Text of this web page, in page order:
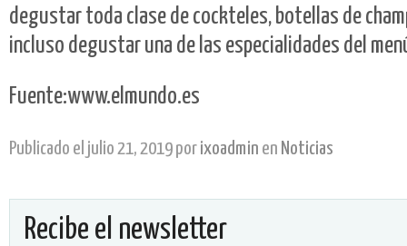
degustar toda clase de cockteles, botellas de
incluso degustar una de las especialidades del
Fuente:www.elmundo.es
Publicado el julio 21, 2019 por ixoadmin en Noticias
Recibe el newsletter